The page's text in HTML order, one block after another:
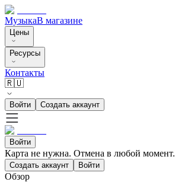
МузыкаВ магазине
Цены
Ресурсы
Контакты
🇷🇺
Войти Создать аккаунт
Войти
Карта не нужна. Отмена в любой момент.
Создать аккаунт Войти
Обзор